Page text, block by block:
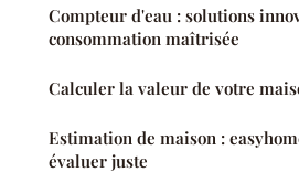
Compteur d'eau : solutions
consommation maîtrisée
Calculer la valeur de votre
Estimation de maison :
évaluer juste